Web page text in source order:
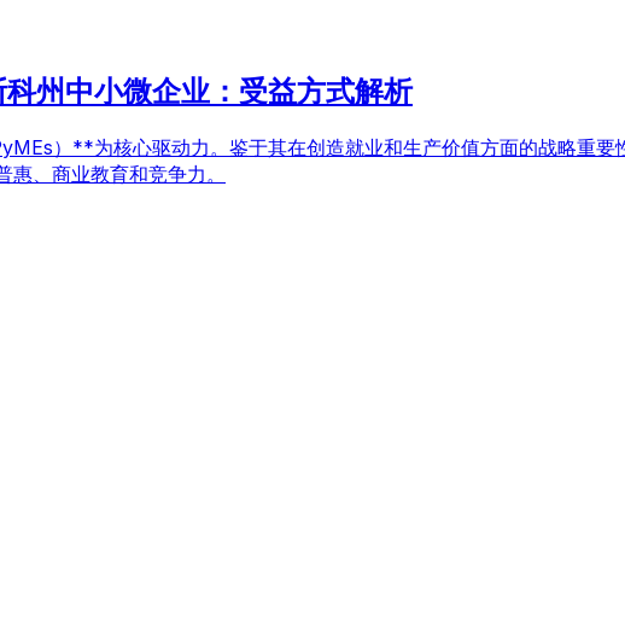
州中小微企业：受益方式解析
）**为核心驱动力。鉴于其在创造就业和生产价值方面的战略重要
、商业教育和竞争力。